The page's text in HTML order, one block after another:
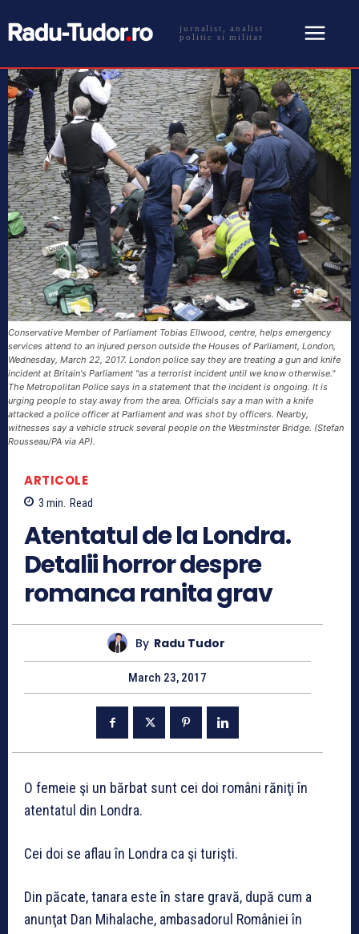
jurnalist, analist
politic si militar
Conservative Member of Parliament Tobias Ellwood, centre, helps emergency
services attend to an injured person outside the Houses of Parliament, London,
Wednesday, March 22, 2017. London police say they are treating a gun and knife
incident at Britain's Parliament "as a terrorist incident until we know otherwise."
The Metropolitan Police says in a statement that the incident is ongoing. It is
urging people to stay away from the area. Officials say a man with a knife
attacked a police officer at Parliament and was shot by officers. Nearby,
witnesses say a vehicle struck several people on the Westminster Bridge. (Stefan
Rousseau/PA via AP).
ARTICOLE
3 min. Read
Atentatul de la Londra.
Detalii horror despre
romanca ranita grav
By Radu Tudor
March 23, 2017
O femeie şi un bărbat sunt cei doi români răniţi în
atentatul din Londra.
Cei doi se aflau în Londra ca şi turişti.
Din păcate, tanara este în stare gravă, după cum a
anunţat Dan Mihalache, ambasadorul României în